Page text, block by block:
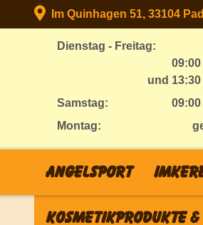
Im Quinhagen 51, 33104
Dienstag - Freitag:
und
Samstag:
Montag:
Angelsport
Kosmetikprodukte &